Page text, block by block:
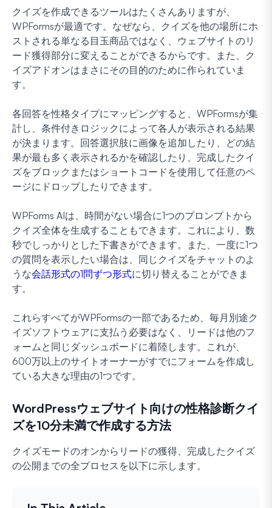
クイズを作成できるツールはたくさんありますが、
WPFormsが最適です。なぜなら、クイズを他の場所にホ
ストされる単なる目玉商品ではなく、ウェブサイトのリ
ード獲得部分に変えることができるからです。また、ク
イズアドオンはまさにその目的のために作られていま
す。
各回答を性格タイプにマッピングすると、WPFormsが集
計し、条件付きロジックによって各人が表示される結果
が決まります。回答選択肢に画像を追加したり、どの結
果が最も多く表示されるかを確認したり、完成したクイ
ズをブロックまたはショートコードを使用して任意のペ
ージにドロップしたりできます。
WPForms AIは、時間がない場合に1つのプロンプトから
クイズ全体を生成することもできます。これにより、数
秒でしっかりとした下書きができます。また、一度に1つ
の質問を表示したい場合は、同じクイズをチャットのよ
うな会話形式の1問ずつ形式に切り替えることができま
す。
これらすべてがWPFormsの一部であるため、毎月別途ク
イズソフトウェアに支払う必要はなく、リードは他のフ
ォームと同じダッシュボードに着陸します。これが、
600万以上のサイトオーナーがすでにフォームを作成し
ている大きな理由の1つです。
WordPressウェブサイト向けの性格診断クイ
ズを10分未満で作成する方法
クイズモードのオンからリードの獲得、完成したクイズ
の公開までの全プロセスを以下に示します。